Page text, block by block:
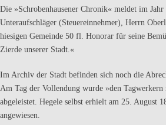
Die »Schrobenhausener Chronik« meldet im
Unteraufschläger (Steuereinnehmer), Herrn
hiesigen Gemeinde 50 fl. Honorar für seine
Zierde unserer Stadt.«
Im Archiv der Stadt befinden sich noch die
Am Tag der Vollendung wurde »den
abgeleistet. Hegele selbst erhielt am 25. August
angewiesen.